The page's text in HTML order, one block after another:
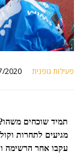
פעילות גופנית 2020
תמיד שוכחים
מגיעים לתחרות
עקבו אחר הרשימה